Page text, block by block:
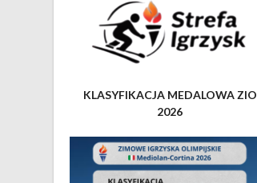
KLASYFIKACJA MEDALOWA ZIO
2026